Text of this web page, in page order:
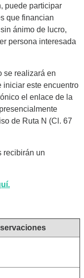
puede participar
que financian
ánimo de lucro,
persona interesada
se realizará en
iniciar este encuentro
el enlace de la
de Ruta N (Cl. 67
recibirán un